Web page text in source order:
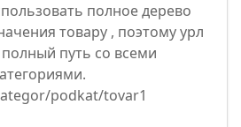
полное дерево
товару , поэтому урл
путь со всеми
podkat/tovar1